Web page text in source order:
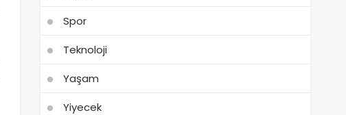
Spor
Teknoloji
Yaşam
Yiyecek